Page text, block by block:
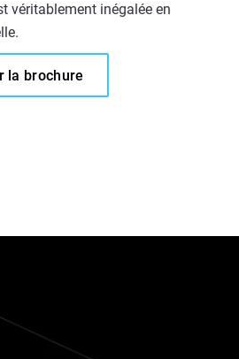
véritablement inégalée en
la brochure